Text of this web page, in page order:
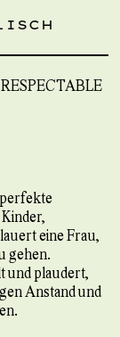
eine Frau,
gehen.
und plaudert,
Anstand und